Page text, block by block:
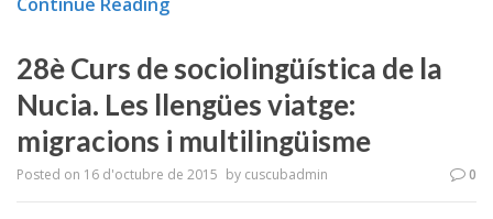
28è Curs de sociolingüística de la
Nucia. Les llengües viatge:
migracions i multilingüisme
Posted on 16 d'octubre de 2015 by cuscubadmin 0